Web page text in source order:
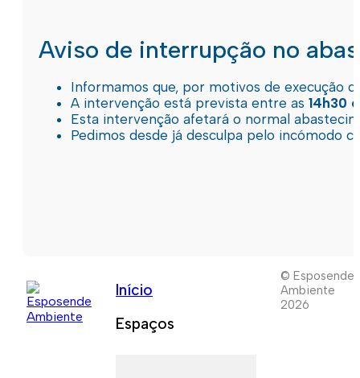
Aviso de interrupção no
Informamos que, por motivos de execução
A intervenção está prevista entre as 14h30
Esta intervenção afetará o normal
Pedimos desde já desculpa pelo incómodo
Início
Espaços
© Esposende
Ambiente
2026